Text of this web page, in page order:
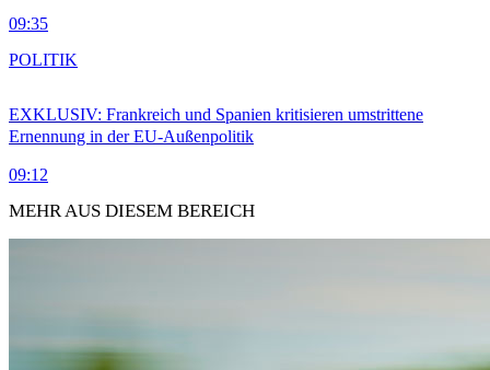
09:35
EXKLUSIV: Frankreich und Spanien kritisieren umstrittene
Ernennung in der EU-Außenpolitik
09:12
POLITIK
MEHR AUS DIESEM BEREICH